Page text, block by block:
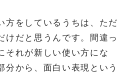
方をしているうちは、ただ
けだと思うんです。間違っ
それが新しい使い方にな
分から、面白い表現という